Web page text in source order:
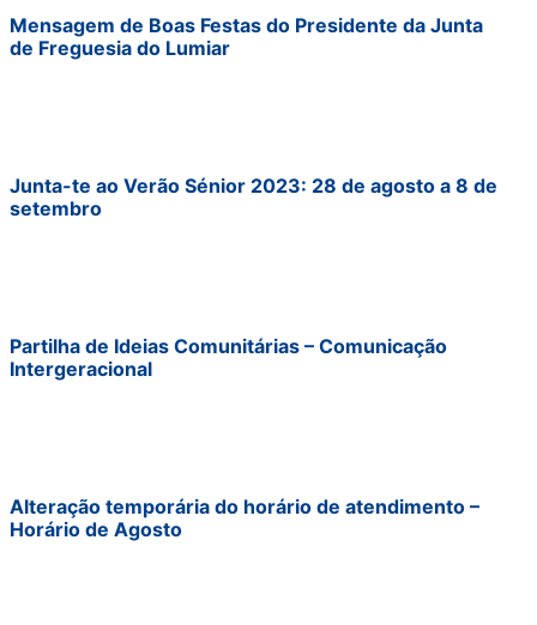
Mensagem de Boas Festas do Presidente da Junta
de Freguesia do Lumiar
Junta-te ao Verão Sénior 2023: 28 de agosto a 8 de
setembro
Partilha de Ideias Comunitárias – Comunicação
Intergeracional
Alteração temporária do horário de atendimento –
Horário de Agosto